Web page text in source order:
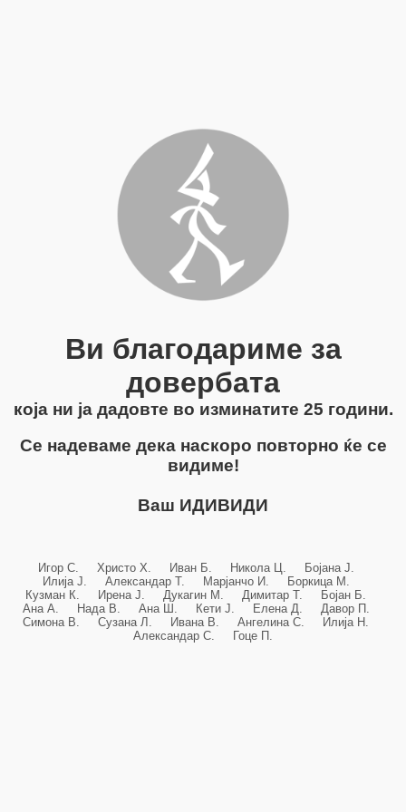
Ви благодариме за
довербата
која ни ја дадовте во изминатите 25 години.
Се надеваме дека наскоро повторно ќе се
видиме!
Ваш ИДИВИДИ
Игор С. Христо Х. Иван Б. Никола Ц. Бојана Ј.
Илија Ј. Александар Т. Марјанчо И. Боркица М.
Кузман К. Ирена Ј. Дукагин М. Димитар Т. Бојан Б.
Ана А. Нада В. Ана Ш. Кети Ј. Елена Д. Давор П.
Симона В. Сузана Л. Ивана В. Ангелина С. Илија Н.
Александар С. Гоце П.